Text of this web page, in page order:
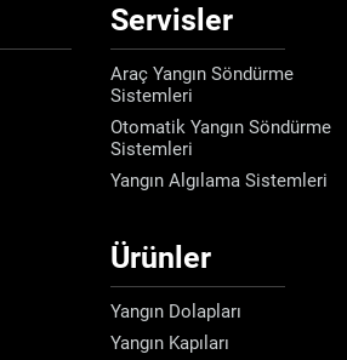
Servisler
Araç Yangın Söndürme
Sistemleri
Otomatik Yangın Söndürme
Sistemleri
Yangın Algılama Sistemleri
Ürünler
Yangın Dolapları
Yangın Kapıları